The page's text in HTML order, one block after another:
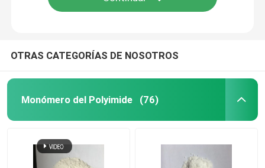
OTRAS CATEGORÍAS DE NOSOTROS
Monómero del Polyimide (76)